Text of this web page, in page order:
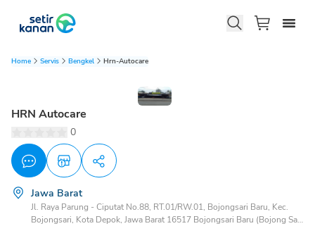
Home Servis Bengkel Hrn-Autocare
HRN Autocare
0
Jawa Barat
Jl. Raya Parung - Ciputat No.88, RT.01/RW.01, Bojongsari Baru, Kec.
Bojongsari, Kota Depok, Jawa Barat 16517 Bojongsari Baru (Bojong Sari